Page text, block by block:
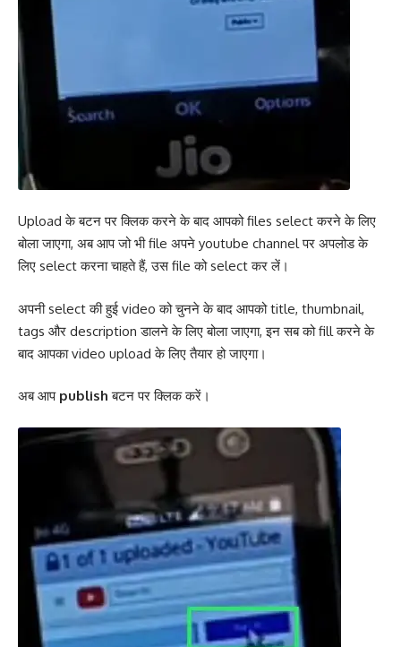
Upload के बटन पर क्लिक करने के बाद आपको files select करने के लिए
बोला जाएगा, अब आप जो भी file अपने youtube channel पर अपलोड के
लिए select करना चाहते हैं, उस file को select कर लें।
अपनी select की हुई video को चुनने के बाद आपको title, thumbnail,
tags और description डालने के लिए बोला जाएगा, इन सब को fill करने के
बाद आपका video upload के लिए तैयार हो जाएगा।
अब आपpublish बटन पर क्लिक करें।